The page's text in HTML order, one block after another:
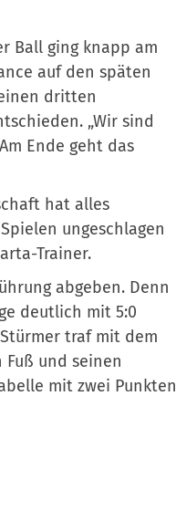
Ball ging knapp am
auf den späten
dritten
„Wir sind
Ende geht das
hat alles
ungeschlagen
Trainer.
abgeben. Denn
deutlich mit 5:0
traf mit dem
und seinen
mit zwei Punkten